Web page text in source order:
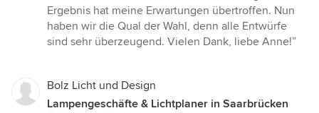
Ergebnis hat meine Erwartungen übertroffen. Nun
haben wir die Qual der Wahl, denn alle Entwürfe
sind sehr überzeugend. Vielen Dank, liebe Anne!”
Bolz Licht und Design
Lampengeschäfte & Lichtplaner in Saarbrücken